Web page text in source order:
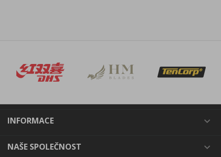
INFORMACE 
NAŠE SPOLEČNOST 